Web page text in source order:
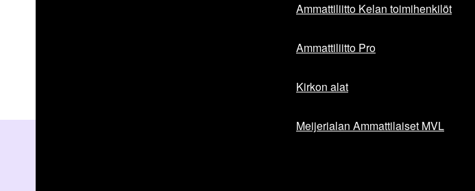
Ammattiliitto Kelan toimihenkilöt
Ammattiliitto Pro
Kirkon alat
Meijerialan Ammattilaiset MVL